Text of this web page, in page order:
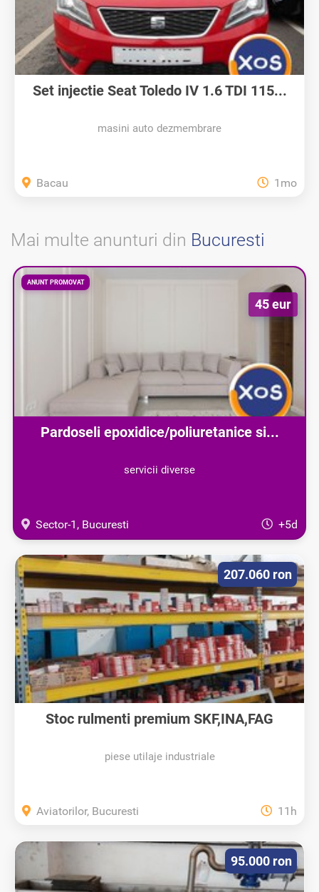
Set injectie Seat Toledo IV 1.6 TDI 115...
masini auto dezmembrare
Bacau 1mo
Mai multe anunturi din Bucuresti
ANUNT PROMOVAT
Pardoseli epoxidice/poliuretanice si...
servicii diverse
45 eur
Sector-1, Bucuresti +5d
Stoc rulmenti premium SKF,INA,FAG
piese utilaje industriale
207.060 ron
Aviatorilor, Bucuresti 11h
95.000 ron